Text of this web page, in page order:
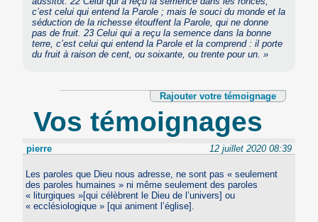
c’est celui qui entend la Parole ; mais le souci du monde et la
séduction de la richesse étouffent la Parole, qui ne donne
pas de fruit. 23 Celui qui a reçu la semence dans la bonne
terre, c’est celui qui entend la Parole et la comprend : il porte
du fruit à raison de cent, ou soixante, ou trente pour un. »
Rajouter votre témoignage
Vos témoignages
pierre 12 juillet 2020 08:39
Les paroles que Dieu nous adresse, ne sont pas « seulement
des paroles humaines » ni même seulement des paroles
« liturgiques »[qui célèbrent le Dieu de l’univers] ou
« ecclésiologique » [qui animent l’église].